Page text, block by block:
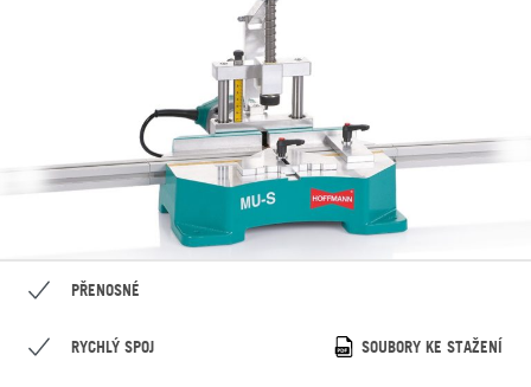
PŘENOSNÉ
RYCHLÝ SPOJ SOUBORY KE STAŽENÍ